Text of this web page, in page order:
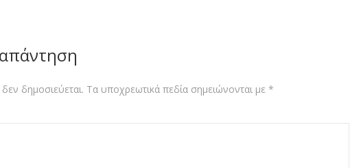
δημοσιεύεται. Τα υποχρεωτικά πεδία σημειώνονται με *